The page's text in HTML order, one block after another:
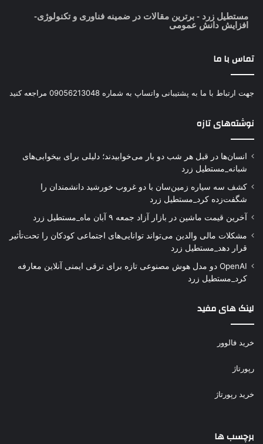
مستطیل زرد - برترین مقالات در ضمینه فناوری و تکنولوژی-
افزایش دانش عمومی
تماس با ما
جهت ارتباط با ما به پشتیبانی واتساپ به شماره 09056213048 مراجعه کنید
نوشته‌های تازه
انسان‌ها در قبل هر شب دو بار می‌خوابیدند؛ دلیلی برای بیخوابی‌های
شبانه_مستطیل زرد
کشف سه سیاره زمین‌سان با دو غروب خورشید دانشمندان را
شگفت‌زده کرد_مستطیل زرد
آخرین قیمت ماشین در بازار آزاد جمعه ۹ آبان ماه_مستطیل زرد
مشکلات مالی والدین می‌تواند توانایی‌های اجتماعی کودکان را تحت‌تأثیر
قرار دهد_مستطیل زرد
OpenAI دو مدل هوش مصنوعی تازه برای ترقی ایمنی آنلاین معارفه
کرد_مستطیل زرد
لینک های مفید
خرید فالوور
رپورتاژ
خرید رپورتاژ
برچسب ها